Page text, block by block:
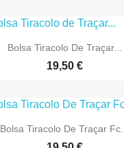
Bolsa Tiracolo De Traçar...
19,50 €
Bolsa Tiracolo De Traçar Fc...